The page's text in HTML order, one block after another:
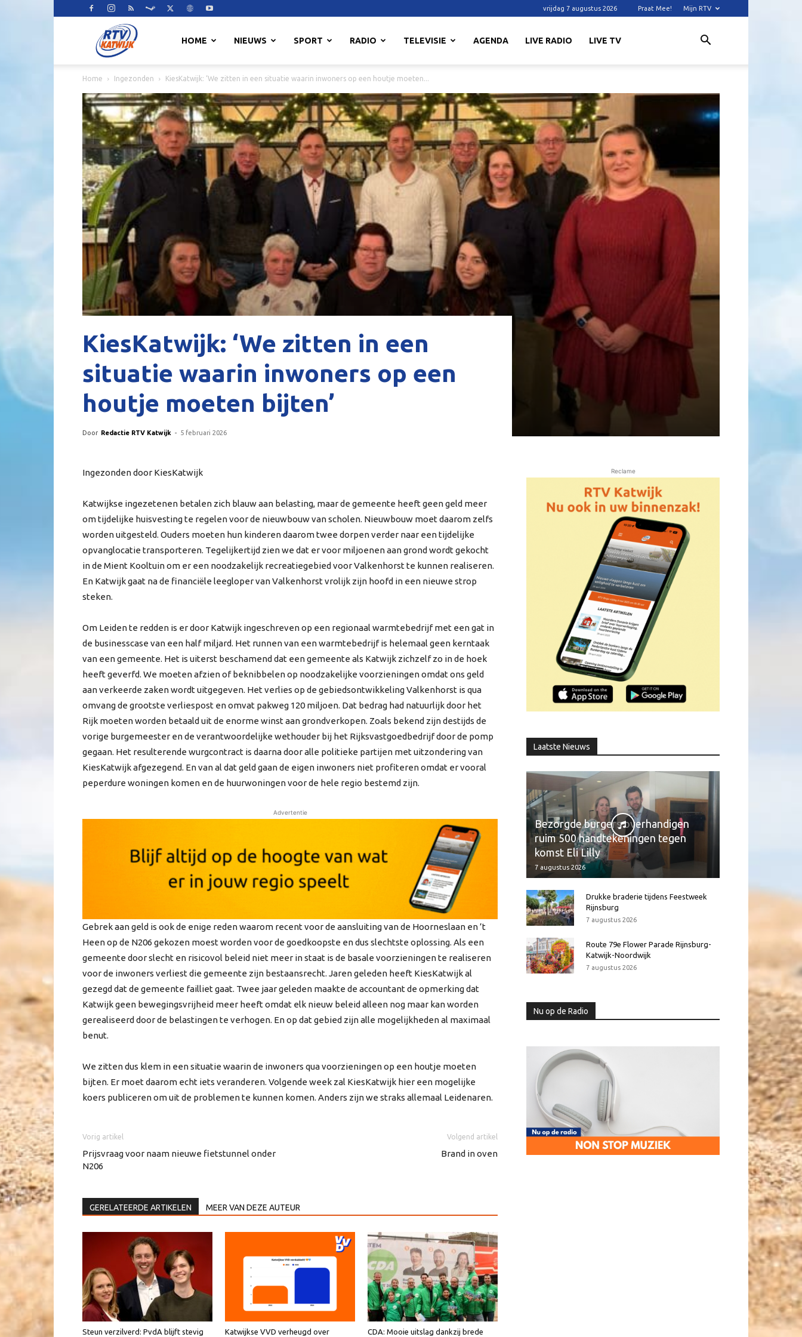
vrijdag 7 augustus 2026 Praat Mee! Mijn RTV
HOME NIEUWS SPORT RADIO TELEVISIE AGENDA LIVE RADIO LIVE TV
Home Ingezonden KiesKatwijk: ‘We zitten in een situatie waarin inwoners op een houtje moeten...
KiesKatwijk: ‘We zitten in een
situatie waarin inwoners op een
houtje moeten bijten’
Door Redactie RTV Katwijk - 5 februari 2026
Ingezonden door KiesKatwijk
Katwijkse ingezetenen betalen zich blauw aan belasting, maar de gemeente heeft geen geld meer
om tijdelijke huisvesting te regelen voor de nieuwbouw van scholen. Nieuwbouw moet daarom zelfs
worden uitgesteld. Ouders moeten hun kinderen daarom twee dorpen verder naar een tijdelijke
opvanglocatie transporteren. Tegelijkertijd zien we dat er voor miljoenen aan grond wordt gekocht
in de Mient Kooltuin om er een noodzakelijk recreatiegebied voor Valkenhorst te kunnen realiseren.
En Katwijk gaat na de financiële leegloper van Valkenhorst vrolijk zijn hoofd in een nieuwe strop
steken.
Om Leiden te redden is er door Katwijk ingeschreven op een regionaal warmtebedrijf met een gat in
de businesscase van een half miljard. Het runnen van een warmtebedrijf is helemaal geen kerntaak
van een gemeente. Het is uiterst beschamend dat een gemeente als Katwijk zichzelf zo in de hoek
heeft geverfd. We moeten afzien of beknibbelen op noodzakelijke voorzieningen omdat ons geld
aan verkeerde zaken wordt uitgegeven. Het verlies op de gebiedsontwikkeling Valkenhorst is qua
omvang de grootste verliespost en omvat pakweg 120 miljoen. Dat bedrag had natuurlijk door het
Rijk moeten worden betaald uit de enorme winst aan grondverkopen. Zoals bekend zijn destijds de
vorige burgemeester en de verantwoordelijke wethouder bij het Rijksvastgoedbedrijf door de pomp
gegaan. Het resulterende wurgcontract is daarna door alle politieke partijen met uitzondering van
KiesKatwijk afgezegend. En van al dat geld gaan de eigen inwoners niet profiteren omdat er vooral
peperdure woningen komen en de huurwoningen voor de hele regio bestemd zijn.
Advertentie
Gebrek aan geld is ook de enige reden waarom recent voor de aansluiting van de Hoorneslaan en ’t
Heen op de N206 gekozen moest worden voor de goedkoopste en dus slechtste oplossing. Als een
gemeente door slecht en risicovol beleid niet meer in staat is de basale voorzieningen te realiseren
voor de inwoners verliest die gemeente zijn bestaansrecht. Jaren geleden heeft KiesKatwijk al
gezegd dat de gemeente failliet gaat. Twee jaar geleden maakte de accountant de opmerking dat
Katwijk geen bewegingsvrijheid meer heeft omdat elk nieuw beleid alleen nog maar kan worden
gerealiseerd door de belastingen te verhogen. En op dat gebied zijn alle mogelijkheden al maximaal
benut.
We zitten dus klem in een situatie waarin de inwoners qua voorzieningen op een houtje moeten
bijten. Er moet daarom echt iets veranderen. Volgende week zal KiesKatwijk hier een mogelijke
koers publiceren om uit de problemen te kunnen komen. Anders zijn we straks allemaal Leidenaren.
Vorig artikel
Prijsvraag voor naam nieuwe fietstunnel onder
N206
Volgend artikel
Brand in oven
GERELATEERDE ARTIKELEN MEER VAN DEZE AUTEUR
Steun verzilverd: PvdA blijft stevig Katwijkse VVD verheugd over CDA: Mooie uitslag dankzij brede
Reclame
Laatste Nieuws
Bezorgde burgers overhandigen
ruim 500 handtekeningen tegen
komst Eli Lilly
7 augustus 2026
Drukke braderie tijdens Feestweek
Rijnsburg
7 augustus 2026
Route 79e Flower Parade Rijnsburg-
Katwijk-Noordwijk
7 augustus 2026
Nu op de Radio